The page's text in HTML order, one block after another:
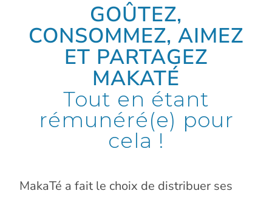
GOÛTEZ,
CONSOMMEZ, AIMEZ
ET PARTAGEZ
MAKATÉ
Tout en étant
rémunéré(e) pour
cela !
MakaTé a fait le choix de distribuer ses